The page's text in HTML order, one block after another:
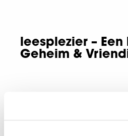
leesplezier –
Geheim &
Geheim Digitaal